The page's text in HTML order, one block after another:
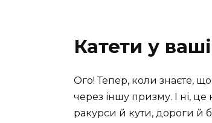
Катети у
Ого! Тепер, коли знаєте,
через іншу призму. І ні,
ракурси й кути, дороги й